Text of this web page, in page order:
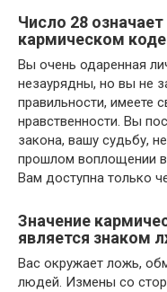
Число 28
кармическом коде
Вы очень одаренная
незаурядны, но вы не
правильности, имеете
нравственности. Вы
закона, вашу судьбу,
прошлом воплощении
Вам доступна только
Значение
является знаком
Вас окружает ложь,
людей. Измены со